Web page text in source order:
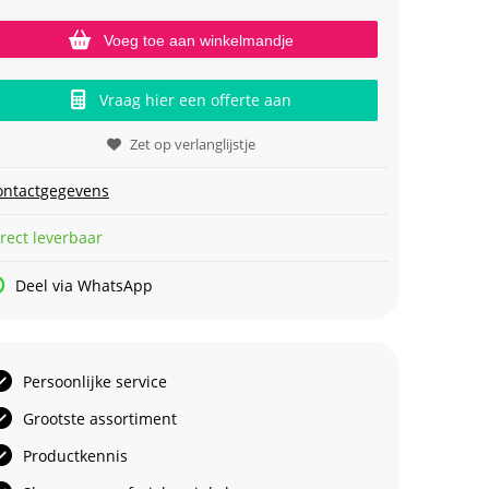
Voeg toe aan winkelmandje
Vraag hier een offerte aan
Zet op verlanglijstje
leverbaar
Deel via WhatsApp
Persoonlijke service
Grootste assortiment
Productkennis